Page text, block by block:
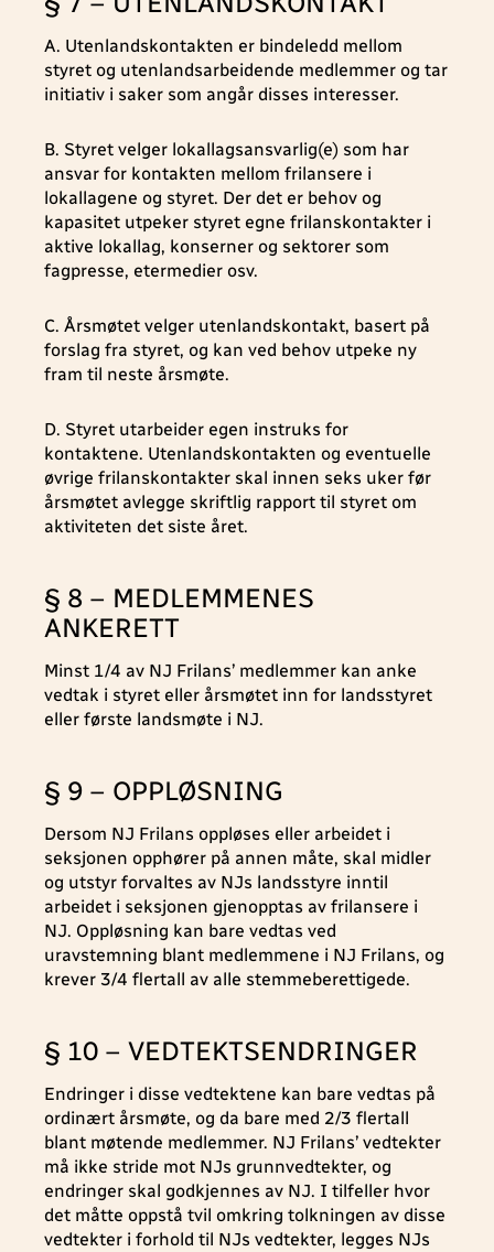
A. Utenlandskontakten er bindeledd mellom
styret og utenlandsarbeidende medlemmer og tar
initiativ i saker som angår disses interesser.
B. Styret velger lokallagsansvarlig(e) som har
ansvar for kontakten mellom frilansere i
lokallagene og styret. Der det er behov og
kapasitet utpeker styret egne frilanskontakter i
aktive lokallag, konserner og sektorer som
fagpresse, etermedier osv.
C. Årsmøtet velger utenlandskontakt, basert på
forslag fra styret, og kan ved behov utpeke ny
fram til neste årsmøte.
D. Styret utarbeider egen instruks for
kontaktene. Utenlandskontakten og eventuelle
øvrige frilanskontakter skal innen seks uker før
årsmøtet avlegge skriftlig rapport til styret om
aktiviteten det siste året.
§ 8 – MEDLEMMENES
ANKERETT
Minst 1/4 av NJ Frilans’ medlemmer kan anke
vedtak i styret eller årsmøtet inn for landsstyret
eller første landsmøte i NJ.
§ 9 – OPPLØSNING
Dersom NJ Frilans oppløses eller arbeidet i
seksjonen opphører på annen måte, skal midler
og utstyr forvaltes av NJs landsstyre inntil
arbeidet i seksjonen gjenopptas av frilansere i
NJ. Oppløsning kan bare vedtas ved
uravstemning blant medlemmene i NJ Frilans, og
krever 3/4 flertall av alle stemmeberettigede.
§ 10 – VEDTEKTSENDRINGER
Endringer i disse vedtektene kan bare vedtas på
ordinært årsmøte, og da bare med 2/3 flertall
blant møtende medlemmer. NJ Frilans’ vedtekter
må ikke stride mot NJs grunnvedtekter, og
endringer skal godkjennes av NJ. I tilfeller hvor
det måtte oppstå tvil omkring tolkningen av disse
vedtekter i forhold til NJs vedtekter, legges NJs